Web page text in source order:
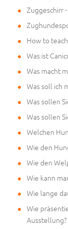
Zuggeschirr
How to
Was ist
Was macht
Was soll ich
Was sollen
Was sollen
Welchen
Wie den
Wie den
Wie kann
Wie lange
Wie
Ausstellung?